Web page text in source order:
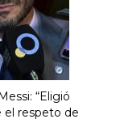
“Eligió
el respeto de